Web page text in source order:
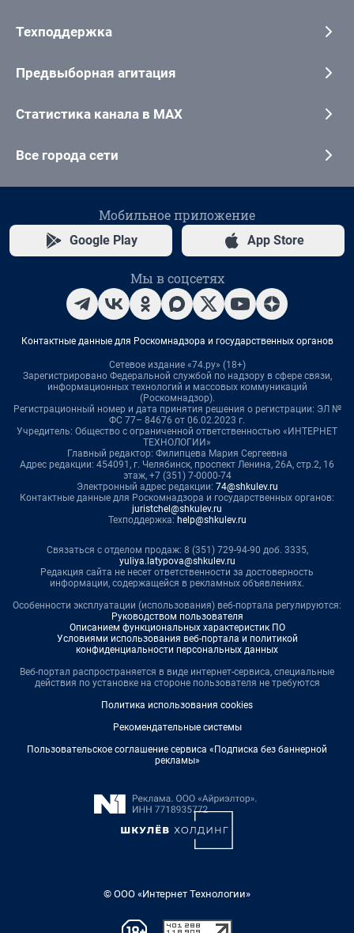
Техподдержка
Предвыборная агитация
Статистика канала в MAX
Все города сети
Мобильное приложение
Google Play App Store
Мы в соцсетях
Контактные данные для Роскомнадзора и государственных органов
Сетевое издание «74.ру» (18+)
Зарегистрировано Федеральной службой по надзору в сфере связи,
информационных технологий и массовых коммуникаций
(Роскомнадзор).
Регистрационный номер и дата принятия решения о регистрации: ЭЛ №
ФС 77– 84676 от 06.02.2023 г.
Учредитель: Общество с ограниченной ответственностью «ИНТЕРНЕТ
ТЕХНОЛОГИИ»
Главный редактор: Филипцева Мария Сергеевна
Адрес редакции: 454091, г. Челябинск, проспект Ленина, 26А, стр.2, 16
этаж, +7 (351) 7-0000-74
Электронный адрес редакции: 74@shkulev.ru
Контактные данные для Роскомнадзора и государственных органов:
juristchel@shkulev.ru
Техподдержка: help@shkulev.ru
Связаться с отделом продаж: 8 (351) 729-94-90 доб. 3335,
yuliya.latypova@shkulev.ru
Редакция сайта не несет ответственности за достоверность
информации, содержащейся в рекламных объявлениях.
Особенности эксплуатации (использования) веб-портала регулируются:
Руководством пользователя
Описанием функциональных характеристик ПО
Условиями использования веб-портала и политикой
конфиденциальности персональных данных
Веб-портал распространяется в виде интернет-сервиса, специальные
действия по установке на стороне пользователя не требуются
Политика использования cookies
Рекомендательные системы
Пользовательское соглашение сервиса «Подписка без баннерной
рекламы»
© ООО «Интернет Технологии»